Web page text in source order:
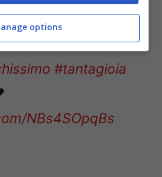
#arriviamo
#live #canale5
#tantagioia
NBs4SOpqBs
options